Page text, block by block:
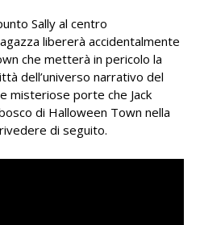
Sally al centro
libererà accidentalmente
che metterà in pericolo la
dell’universo narrativo del
misteriose porte che Jack
di Halloween Town nella
di seguito.